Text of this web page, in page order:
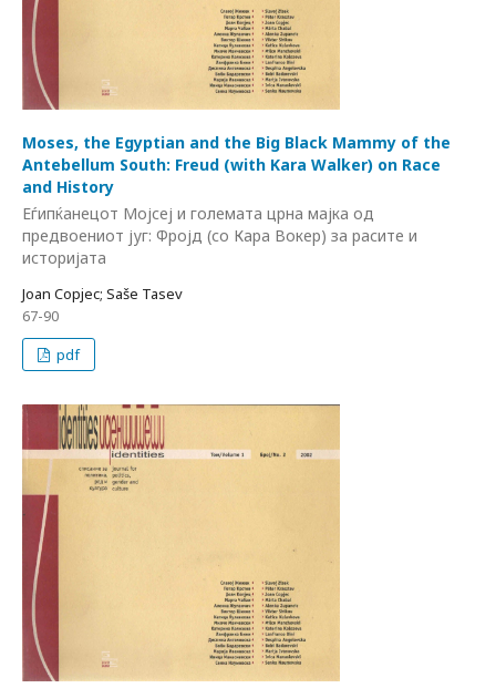
Moses, the Egyptian and the Big Black Mammy of the
Antebellum South: Freud (with Kara Walker) on Race
and History
Еѓипќанецот Мојсеј и големата црна мајка од
предвоениот југ: Фројд (со Кара Вокер) за расите и
историјата
Joan Copjec; Saše Tasev
67-90
pdf